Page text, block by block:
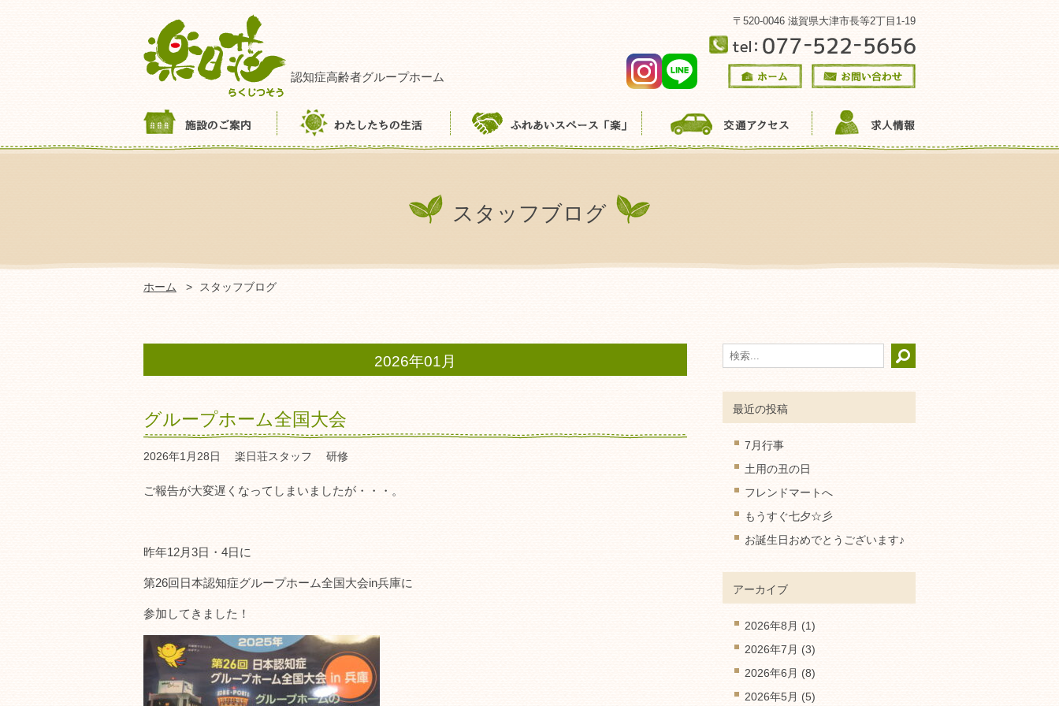
認知症高齢者グループホーム
〒520-0046 滋賀県大津市長等2丁目1-19
スタッフブログ
ホーム スタッフブログ
2026年01月
グループホーム全国大会
2026年1月28日 楽日荘スタッフ 研修
ご報告が大変遅くなってしまいましたが・・・。
昨年12月3日・4日に
第26回日本認知症グループホーム全国大会in兵庫に
参加してきました！
最近の投稿
7月行事
土用の丑の日
フレンドマートへ
もうすぐ七夕☆彡
お誕生日おめでとうございます♪
アーカイブ
2026年8月 (1)
2026年7月 (3)
2026年6月 (8)
2026年5月 (5)